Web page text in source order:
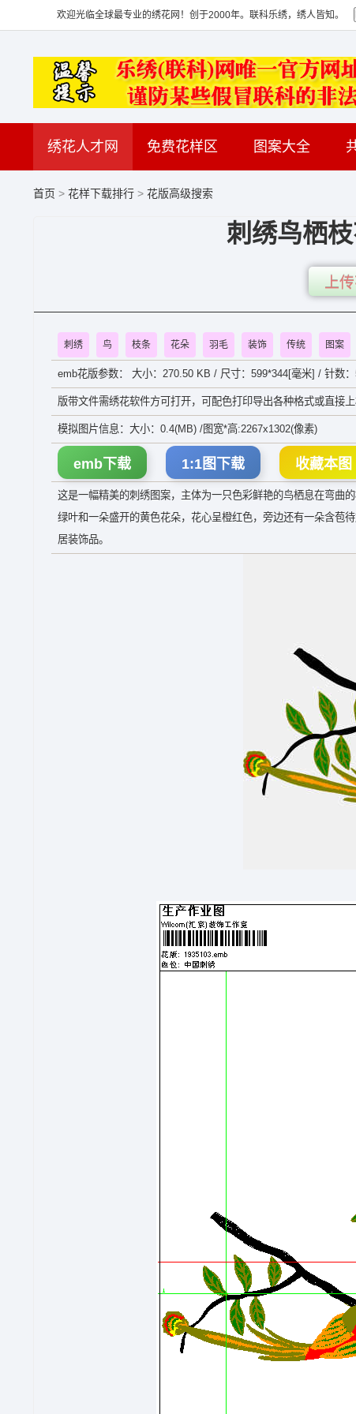
欢迎光临全球最专业的绣花网！创于2000年。联科乐绣，绣人皆知。
绣花人才网 免费花样区 图案大全
首页 > 花样下载排行 > 花版高级搜索
刺绣鸟栖
上
刺绣 鸟 枝条 花朵 羽毛 装饰 传统 图案
emb花版参数： 大小：270.50 KB / 尺寸：599*344[毫米] / 针数
版带文件需绣花软件方可打开，可配色打印导出各种格式或直接
模拟图片信息：大小：0.4(MB) /图宽*高:2267x1302(像素)
emb下载 1:1图下载 收藏本图
这是一幅精美的刺绣图案，主体为一只色彩鲜艳的鸟栖息在弯曲
绿叶和一朵盛开的黄色花朵，花心呈橙红色，旁边还有一朵含苞
居装饰品。